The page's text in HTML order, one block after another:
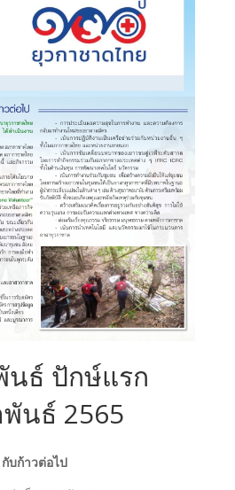
ธ์ ปักษ์แรก
นธ์ 2565
บก้าวต่อไป